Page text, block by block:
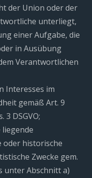
der Union oder der
unterliegt,
einer Aufgabe, die
in Ausübung
Verantwortlichen
Interesses im
gemäß Art. 9
3 DSGVO;
oder historische
Zwecke gem.
unter Abschnitt a)